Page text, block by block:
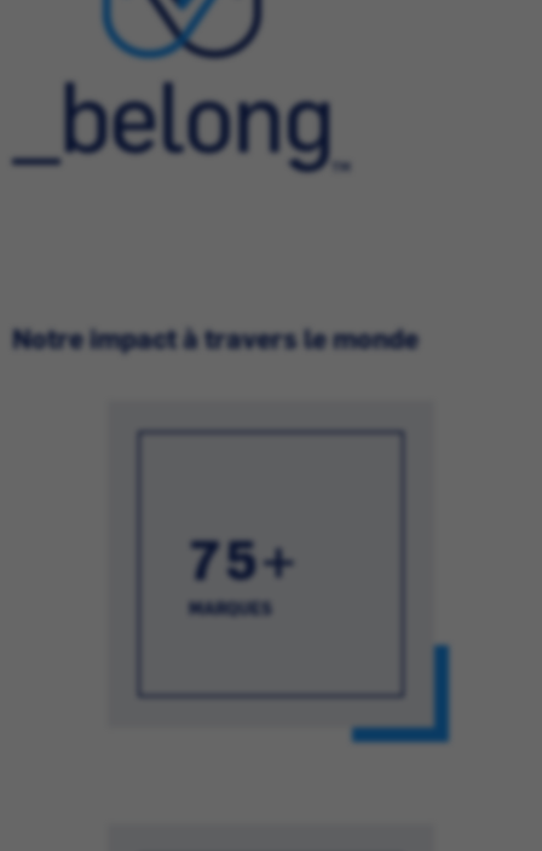
Notre impact à travers le monde
75+
MARQUES